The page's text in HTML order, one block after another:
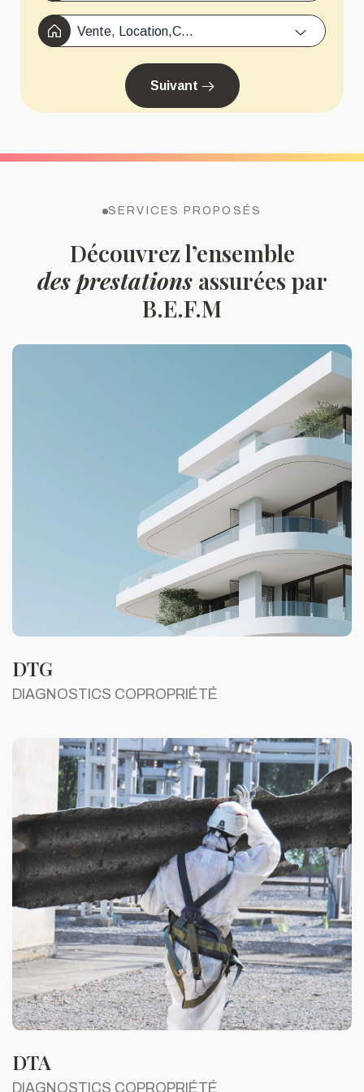
Vente, Location,Copropriété, Travaux/Démolition,...
Suivant
SERVICES PROPOSÉS
Découvrez l’ensemble
des prestationsassurées par
B.E.F.M
DTG
DIAGNOSTICS COPROPRIÉTÉ
DTA
DIAGNOSTICS COPROPRIÉTÉ